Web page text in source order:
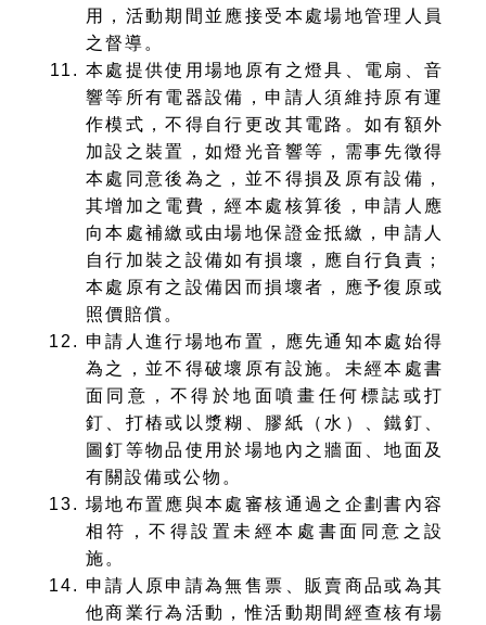
用，活動期間並應接受本處場地管理人員
之督導。
本處提供使用場地原有之燈具、電扇、音
響等所有電器設備，申請人須維持原有運
作模式，不得自行更改其電路。如有額外
加設之裝置，如燈光音響等，需事先徵得
本處同意後為之，並不得損及原有設備，
其增加之電費，經本處核算後，申請人應
向本處補繳或由場地保證金抵繳，申請人
自行加裝之設備如有損壞，應自行負責；
本處原有之設備因而損壞者，應予復原或
照價賠償。
申請人進行場地布置，應先通知本處始得
為之，並不得破壞原有設施。未經本處書
面同意，不得於地面噴畫任何標誌或打
釘、打樁或以漿糊、膠紙（水）、鐵釘、
圖釘等物品使用於場地內之牆面、地面及
有關設備或公物。
場地布置應與本處審核通過之企劃書內容
相符，不得設置未經本處書面同意之設
施。
申請人原申請為無售票、販賣商品或為其
他商業行為活動，惟活動期間經查核有場